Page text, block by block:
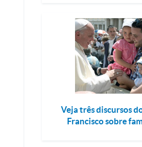
Veja três discursos
Francisco sobre